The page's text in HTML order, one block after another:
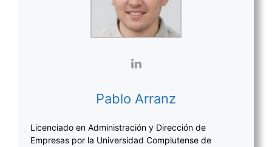
Pablo Arranz
Licenciado en Administración y Dirección de
Empresas por la Universidad Complutense de